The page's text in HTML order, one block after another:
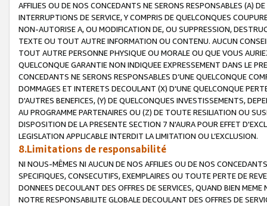
AFFILIES OU DE NOS CONCEDANTS NE SERONS RESPONSABLES (A)
INTERRUPTIONS DE SERVICE, Y COMPRIS DE QUELCONQUES
NON-AUTORISE A, OU MODIFICATION DE, OU SUPPRESSION,
TEXTE OU TOUT AUTRE INFORMATION OU CONTENU. AUCUN
TOUT AUTRE PERSONNE PHYSIQUE OU MORALE OU QUE VOUS
QUELCONQUE GARANTIE NON INDIQUEE EXPRESSEMENT DANS LE
CONCEDANTS NE SERONS RESPONSABLES D’UNE QUELCONQUE
DOMMAGES ET INTERETS DECOULANT (X) D'UNE QUELCONQUE
D'AUTRES BENEFICES, (Y) DE QUELCONQUES INVESTISSEMENTS,
AU PROGRAMME PARTENAIRES OU (Z) DE TOUTE RESILIATION OU
DISPOSITION DE LA PRESENTE SECTION 7 N'AURA POUR EFFET
LEGISLATION APPLICABLE INTERDIT LA LIMITATION OU L’EXCLUSION.
8.Limitations de responsabilité
NI NOUS-MÊMES NI AUCUN DE NOS AFFILIES OU DE NOS
SPECIFIQUES, CONSECUTIFS, EXEMPLAIRES OU TOUTE PERTE DE
DONNEES DECOULANT DES OFFRES DE SERVICES, QUAND BIEN
NOTRE RESPONSABILITE GLOBALE DECOULANT DES OFFRES DE